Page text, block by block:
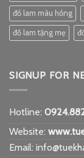
đồ lam màu hồng
đồ lam tặng mẹ
SIGNUP FOR
Hotline:
Website:
Email: